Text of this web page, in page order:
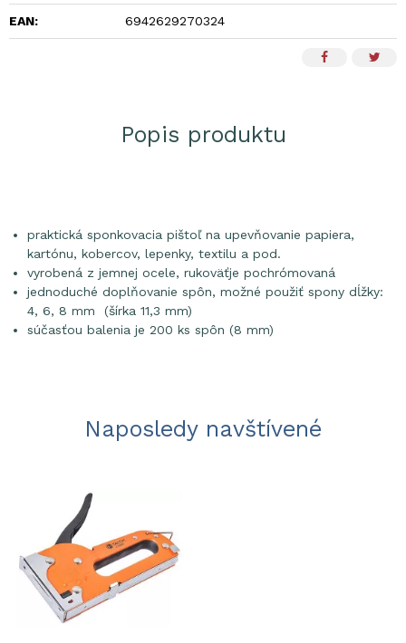
EAN: 6942629270324
Popis produktu
praktická sponkovacia pištoľ na upevňovanie papiera,
kartónu, kobercov, lepenky, textilu a pod.
vyrobená z jemnej ocele, rukoväťje pochrómovaná
jednoduché doplňovanie spôn, možné použiť spony dĺžky:
4, 6, 8 mm (šírka 11,3 mm)
súčasťou balenia je 200 ks spôn (8 mm)
Naposledy navštívené